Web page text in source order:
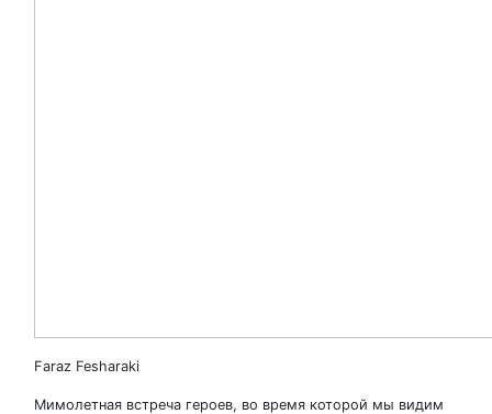
Faraz Fesharaki
Мимолетная встреча героев, во время которой мы видим